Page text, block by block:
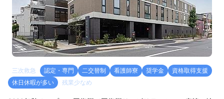
三次救急 認定・専門 二交替制 看護師寮 奨学金
資格取得支援
休日休暇が多い
残業少なめ